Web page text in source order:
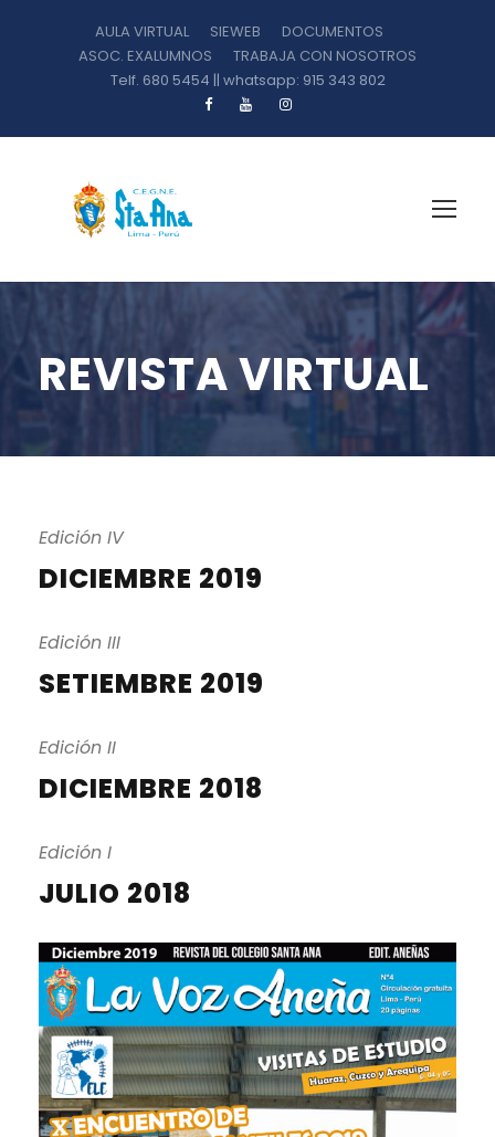
AULA VIRTUAL SIEWEB
DOCUMENTOS
ASOC. EXALUMNOS
TRABAJA CON NOSOTROS
Telf. 680 5454 || whatsapp: 915 343 802
REVISTA VIRTUAL
Edición IV
DICIEMBRE 2019
Edición III
SETIEMBRE 2019
Edición II
DICIEMBRE 2018
Edición I
JULIO 2018